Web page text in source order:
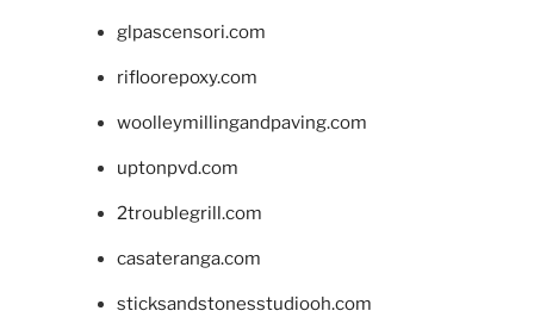
glpascensori.com
rifloorepoxy.com
woolleymillingandpaving.com
uptonpvd.com
2troublegrill.com
casateranga.com
sticksandstonesstudiooh.com